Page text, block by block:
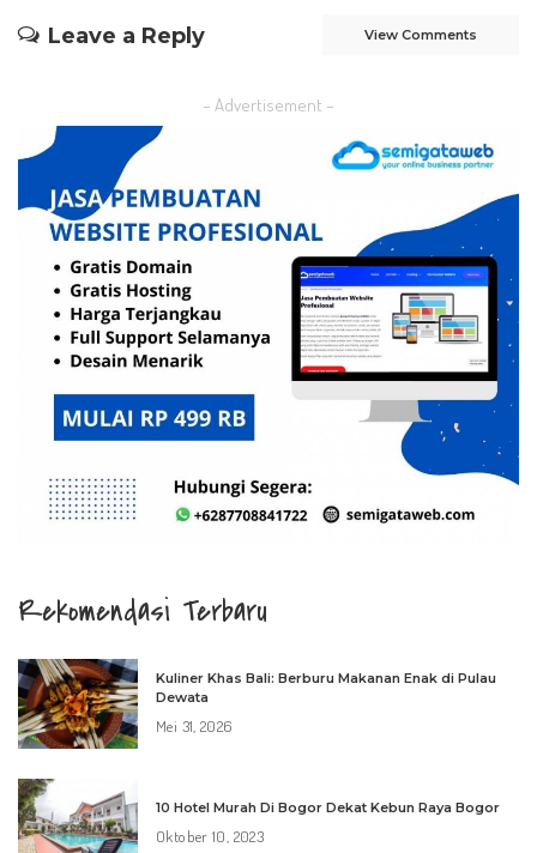
Leave a Reply View Comments
– Advertisement –
Rekomendasi Terbaru
Kuliner Khas Bali: Berburu Makanan Enak di Pulau
Dewata
Mei 31, 2026
10 Hotel Murah Di Bogor Dekat Kebun Raya Bogor
Oktober 10, 2023